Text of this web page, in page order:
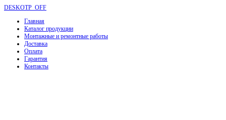
DESKOTP_OFF
Главная
Каталог продукции
Монтажные и ремонтные работы
Доставка
Оплата
Гарантия
Контакты